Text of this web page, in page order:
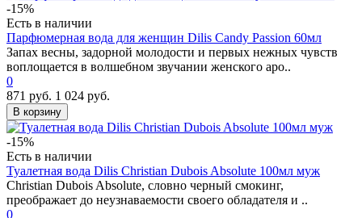
-15%
Есть в наличии
Парфюмерная вода для женщин Dilis Candy Passion 60мл
Запах весны, задорной молодости и первых нежных чувств
воплощается в волшебном звучании женского аро..
0
871 руб. 1 024 руб.
В корзину
-15%
Есть в наличии
Туалетная вода Dilis Christian Dubois Absolute 100мл муж
Christian Dubois Absolute, словно черный смокинг,
преображает до неузнаваемости своего обладателя и ..
0